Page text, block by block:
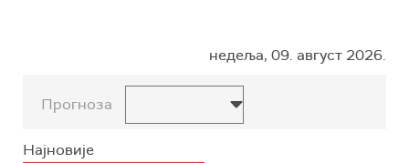
недеља, 09. август 2026.
Прогноза
Најновије